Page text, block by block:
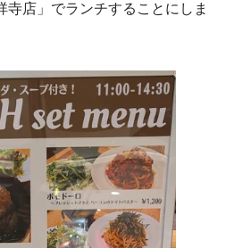
寺店」でランチすることにしま